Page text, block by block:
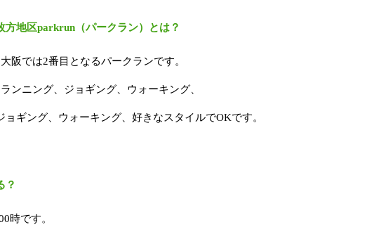
方地区parkrun（パークラン）とは？
阪では2番目となるパークランです。
ンニング、ジョギング、ウォーキング、
ョギング、ウォーキング、好きなスタイルでOKです。
？
時です。